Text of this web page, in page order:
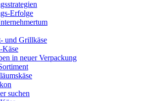
Erfolge
und Grillkäse
in neuer Verpackung
suchen